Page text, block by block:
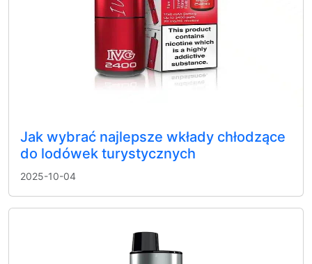
Jak wybrać najlepsze wkłady chłodzące
do lodówek turystycznych
2025-10-04